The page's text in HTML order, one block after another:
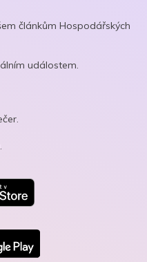
článkům Hospodářských
událostem.